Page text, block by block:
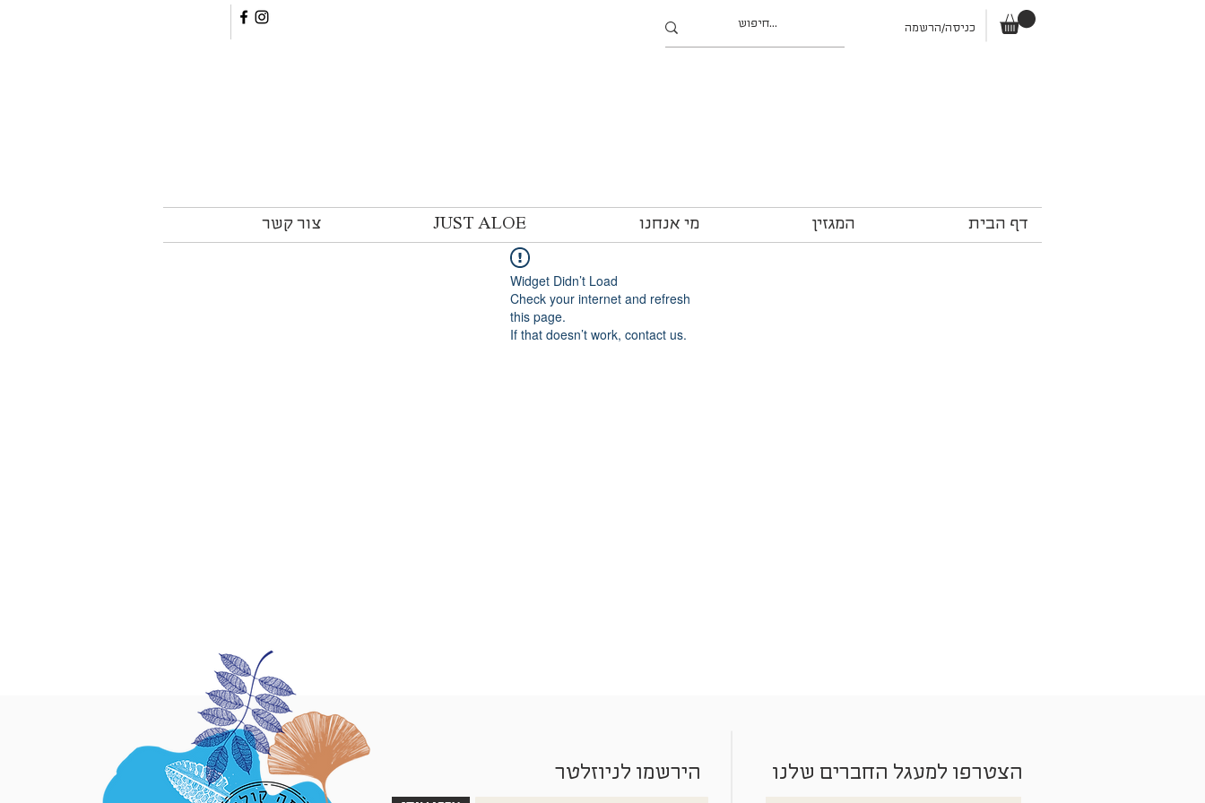
כניסה/הרשמה
דף הבית המגזין מי אנחנו JUST ALOE צור קשר
Widget Didn’t Load
Check your internet and refresh
this page.
If that doesn’t work, contact us.
הירשמו לניוזלטר הצטרפו למעגל החברים שלנו